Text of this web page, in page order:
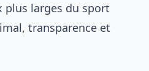
plus larges du sport
transparence et